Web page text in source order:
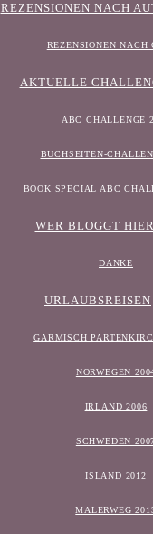
REZENSIONEN NACH
REZENSIONEN NACH
AKTUELLE
ABC CHALLENGE
BUCHSEITEN-
BOOK SPECIAL ABC
WER BLOGGT
DANKE
URLAUBSREISEN
GARMISCH
NORWEGEN
IRLAND 2006
SCHWEDEN
ISLAND 2012
MALERWEG